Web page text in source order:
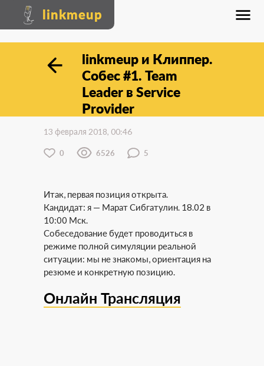
linkmeup
linkmeup и Клиппер.
Собес #1. Team
Leader в Service
Provider
13 февраля 2018, 00:46
0 6526 5
Итак, первая позиция открыта.
Кандидат: я — Марат Сибгатулин. 18.02 в
10:00 Мск.
Собеседование будет проводиться в
режиме полной симуляции реальной
ситуации: мы не знакомы, ориентация на
резюме и конкретную позицию.
Онлайн Трансляция